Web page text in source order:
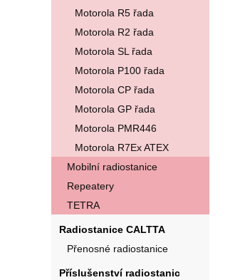
Motorola R5 řada
Motorola R2 řada
Motorola SL řada
Motorola P100 řada
Motorola CP řada
Motorola GP řada
Motorola PMR446
Motorola R7Ex ATEX
Mobilní radiostanice
Repeatery
TETRA
Radiostanice CALTTA
Přenosné radiostanice
Příslušenství radiostanic